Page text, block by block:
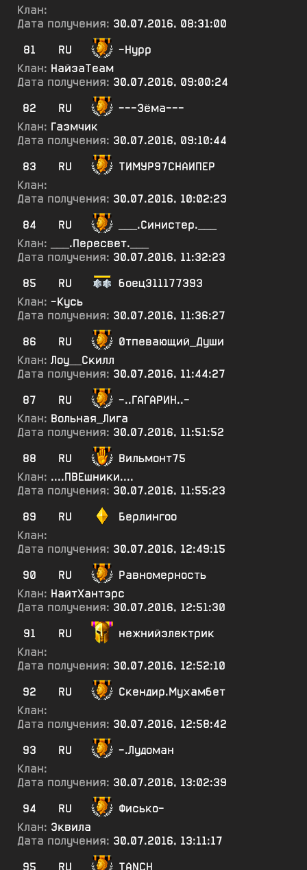
Клан:
Дата получения: 30.07.2016, 08:31:00
81
RU
-Нурр
Клан: НайзаТеам
Дата получения: 30.07.2016, 09:00:24
82
RU
---3ёма---
Клан: Гаэмчик
Дата получения: 30.07.2016, 09:10:44
83
RU
ТИМУР97СНАИПЕР
Клан:
Дата получения: 30.07.2016, 10:02:23
84
RU
___.Синистер.___
Клан:
___.Пересвет.___
Дата получения: 30.07.2016, 11:32:23
85
RU
боец311177393
Клан: -Кусь
Дата получения: 30.07.2016, 11:36:27
86
RU
0тпевающий_Души
Клан: Лоу__Скилл
Дата получения: 30.07.2016, 11:44:27
87
RU
-..ГАГАРИН..-
Клан: Вольная_Лига
Дата получения: 30.07.2016, 11:51:52
88
RU
Вильмонт75
Клан: ....ПВЕшники....
Дата получения: 30.07.2016, 11:55:23
89
RU
Берлингоо
Клан:
Дата получения: 30.07.2016, 12:49:15
90
RU
Равномерность
Клан: НайтХантэрс
Дата получения: 30.07.2016, 12:51:30
91
RU
нежнийэлектрик
Клан:
Дата получения: 30.07.2016, 12:52:10
92
RU
Скендир.Мухамбет
Клан:
Дата получения: 30.07.2016, 12:58:42
93
RU
-.Лудоман
Клан:
Дата получения: 30.07.2016, 13:02:39
94
RU
Фисько-
Клан: Эквила
Дата получения: 30.07.2016, 13:11:17
95
RU
TANCH